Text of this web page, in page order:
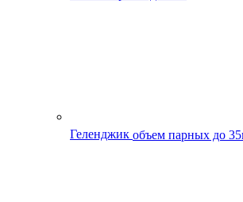
Геленджик объем парных до